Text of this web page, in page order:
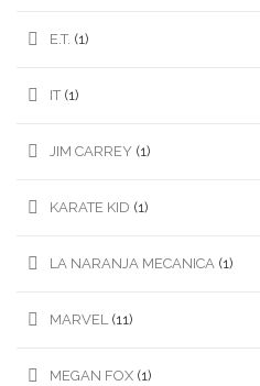
E.T. (1)
IT (1)
JIM CARREY (1)
KARATE KID (1)
LA NARANJA MECANICA (1)
MARVEL (11)
MEGAN FOX (1)